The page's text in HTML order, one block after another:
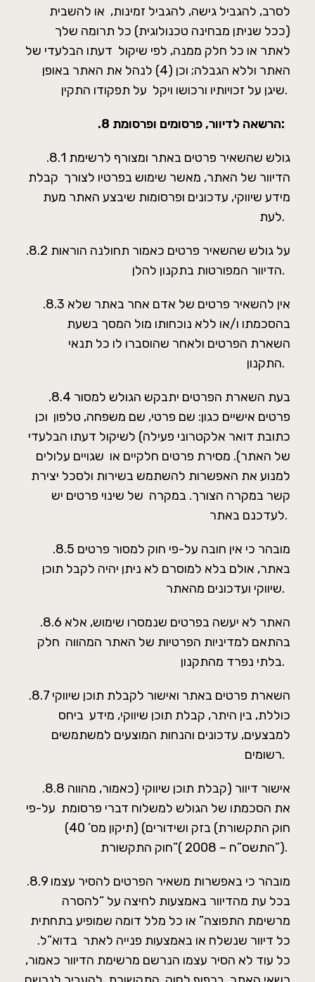
לסרב, להגביל גישה, להגביל זמינות, או להשבית
(ככל שניתן מבחינה טכנולוגית) כל תרומה שלך
לאתר או כל חלק ממנה, לפי שיקול דעתו הבלעדי של
האתר וללא הגבלה; וכן (4) לנהל את האתר באופן
שיגן על זכויותיו ורכושו ויקל על תפקודו התקין.
.8 הרשאה לדיוור, פרסומים ופרסומת:
.8.1 גולש שהשאיר פרטים באתר ומצורף לרשימת
הדיוור של האתר, מאשר שימוש בפרטיו לצורך קבלת
מידע שיווקי, עדכונים ופרסומות שיבצע האתר מעת
לעת.
.8.2 על גולש שהשאיר פרטים כאמור תחולנה הוראות
הדיוור המפורטות בתקנון להלן.
.8.3 אין להשאיר פרטים של אדם אחר באתר שלא
בהסכמתו ו/או ללא נוכחותו מול המסך בשעת
השארת הפרטים ולאחר שהוסברו לו כל תנאי
התקנון.
.8.4 בעת השארת הפרטים יתבקש הגולש למסור
פרטים אישיים כגון: שם פרטי, שם משפחה, טלפון וכן
כתובת דואר אלקטרוני פעילה) לשיקול דעתו הבלעדי
של האתר). מסירת פרטים חלקיים או שגויים עלולים
למנוע את האפשרות להשתמש בשירות ולסכל יצירת
קשר במקרה הצורך. במקרה של שינוי פרטים יש
לעדכנם באתר.
.8.5 מובהר כי אין חובה על-פי חוק למסור פרטים
באתר, אולם בלא למוסרם לא ניתן יהיה לקבל תוכן
שיווקי ועדכונים מהאתר.
.8.6 האתר לא יעשה בפרטים שנמסרו שימוש, אלא
בהתאם למדיניות הפרטיות של האתר המהווה חלק
בלתי נפרד מהתקנון.
.8.7 השארת פרטים באתר ואישור לקבלת תוכן שיווקי
כוללת, בין היתר, קבלת תוכן שיווקי, מידע ביחס
למבצעים, עדכונים והנחות המוצעים למשתמשים
רשומים.
.8.8 אישור דיוור (קבלת תוכן שיווקי (כאמור, מהווה
את הסכמתו של הגולש למשלוח דברי פרסומת על-פי
חוק התקשורת) בזק ושידורים) (תיקון מס’ 40)
התשס”ח – 2008 )”חוק התקשורת”).
.8.9 מובהר כי באפשרות משאיר הפרטים להסיר עצמו
בכל עת מהדיוור באמצעות לחיצה על “להסרה
מרשימת התפוצה” או כל מלל דומה שמופיע בתחתית
כל דיוור שנשלח או באמצעות פנייה לאתר בדוא”ל.
כל עוד לא הסיר עצמו הנרשם מרשימת הדיוור כאמור,